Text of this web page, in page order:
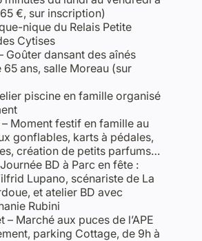
€, sur inscription)
nique du Relais Petite
Cytises
Goûter dansant des aînés
ans, salle Moreau (sur
piscine en famille organisé
Moment festif en famille au
gonflables, karts à pédales,
création de petits parfums…
BD à Parc en fête :
Lupano, scénariste de La
et atelier BD avec
Rubini
– Marché aux puces de l’APE
parking Cottage, de 9h à